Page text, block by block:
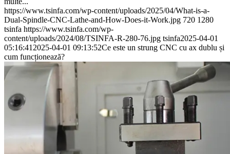
https://www.tsinfa.com/wp-content/uploads/2025/04/What-is-a-
Dual-Spindle-CNC-Lathe-and-How-Does-it-Work.jpg 720 1280
tsinfa https://www.tsinfa.com/wp-
content/uploads/2024/08/TSINFA-R-280-76.jpg tsinfa2025-04-01
05:16:41 2025-04-01 09:13:52Ce este un strung CNC cu ax dublu și
cum funcționează?